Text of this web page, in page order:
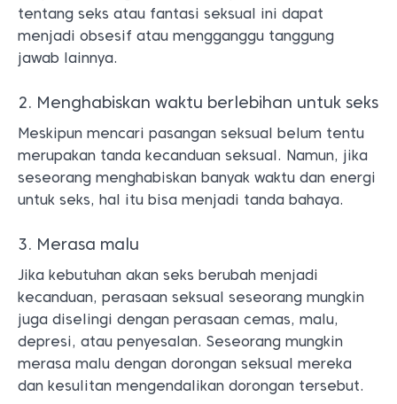
tentang seks atau fantasi seksual ini dapat
menjadi obsesif atau mengganggu tanggung
jawab lainnya.
2. Menghabiskan waktu berlebihan untuk seks
Meskipun mencari pasangan seksual belum tentu
merupakan tanda kecanduan seksual. Namun, jika
seseorang menghabiskan banyak waktu dan energi
untuk seks, hal itu bisa menjadi tanda bahaya.
3. Merasa malu
Jika kebutuhan akan seks berubah menjadi
kecanduan, perasaan seksual seseorang mungkin
juga diselingi dengan perasaan cemas, malu,
depresi, atau penyesalan. Seseorang mungkin
merasa malu dengan dorongan seksual mereka
dan kesulitan mengendalikan dorongan tersebut.